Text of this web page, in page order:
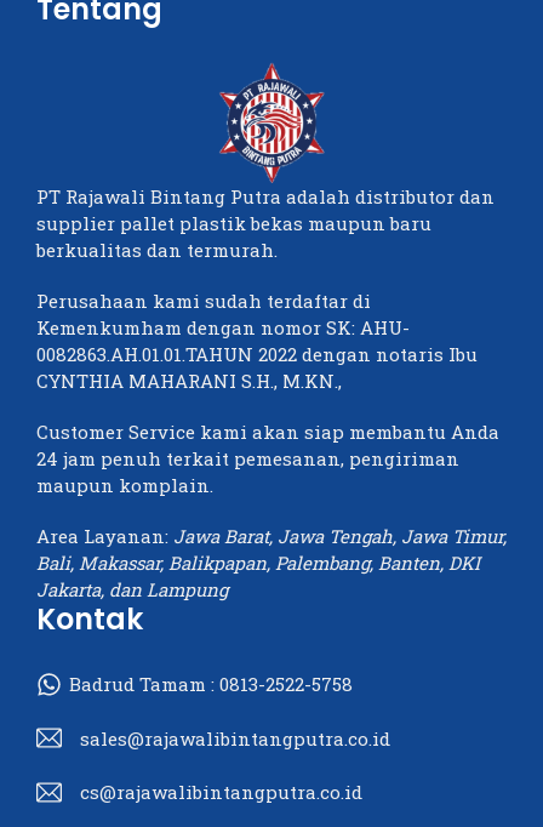
Tentang
PT Rajawali Bintang Putra adalah distributor dan
supplier pallet plastik bekas maupun baru
berkualitas dan termurah.
Perusahaan kami sudah terdaftar di
Kemenkumham dengan nomor SK: AHU-
0082863.AH.01.01.TAHUN 2022 dengan notaris Ibu
CYNTHIA MAHARANI S.H., M.KN.,
Customer Service kami akan siap membantu Anda
24 jam penuh terkait pemesanan, pengiriman
maupun komplain.
Area Layanan: Jawa Barat, Jawa Tengah, Jawa Timur,
Bali, Makassar, Balikpapan, Palembang, Banten, DKI
Jakarta, dan Lampung
Kontak
Badrud Tamam : 0813-2522-5758
sales@rajawalibintangputra.co.id
cs@rajawalibintangputra.co.id